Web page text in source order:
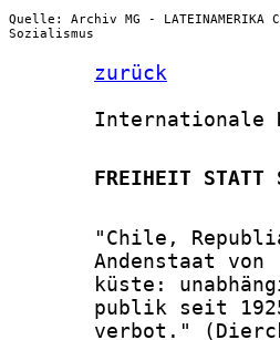
Quelle: Archiv MG -
Sozialismus
zurück
Internationale
FREIHEIT STATT